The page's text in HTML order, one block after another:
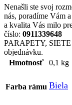
Nenašli ste svoj
nás, poradíme Vám a
a kvalita Vás milo
číslo: 0911339648
PARAPETY,
objednávku.
Hmotnosť
0,1 kg
Farba rámu Biela